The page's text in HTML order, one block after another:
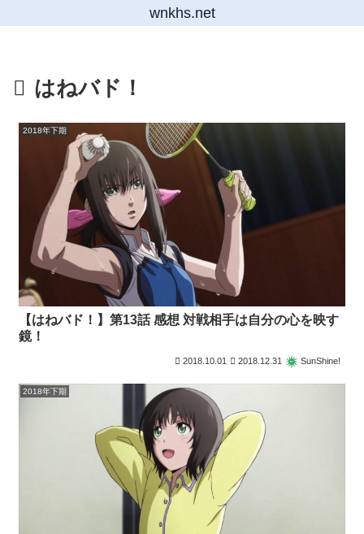
wnkhs.net
はねバド！
2018年下期
【はねバド！】第13話 感想 対戦相手は自分の心を映す
鏡！
2018.10.01 2018.12.31 SunShine!
2018年下期